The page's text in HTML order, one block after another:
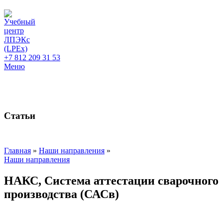
+7 812 209 31 53
Меню
Статьи
Главная » Наши направления »
Наши направления
НАКС, Система аттестации сварочного
производства (САСв)